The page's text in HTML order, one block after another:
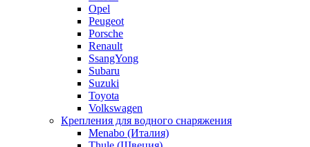
Opel
Peugeot
Porsche
Renault
SsangYong
Subaru
Suzuki
Toyota
Volkswagen
Крепления для водного снаряжения
Menabo (Италия)